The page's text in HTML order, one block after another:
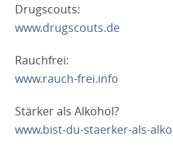
Drugscouts:
www.drugscouts.de
Rauchfrei:
www.rauch-frei.info
Stärker als Alkohol?
www.bist-du-staerker-als-